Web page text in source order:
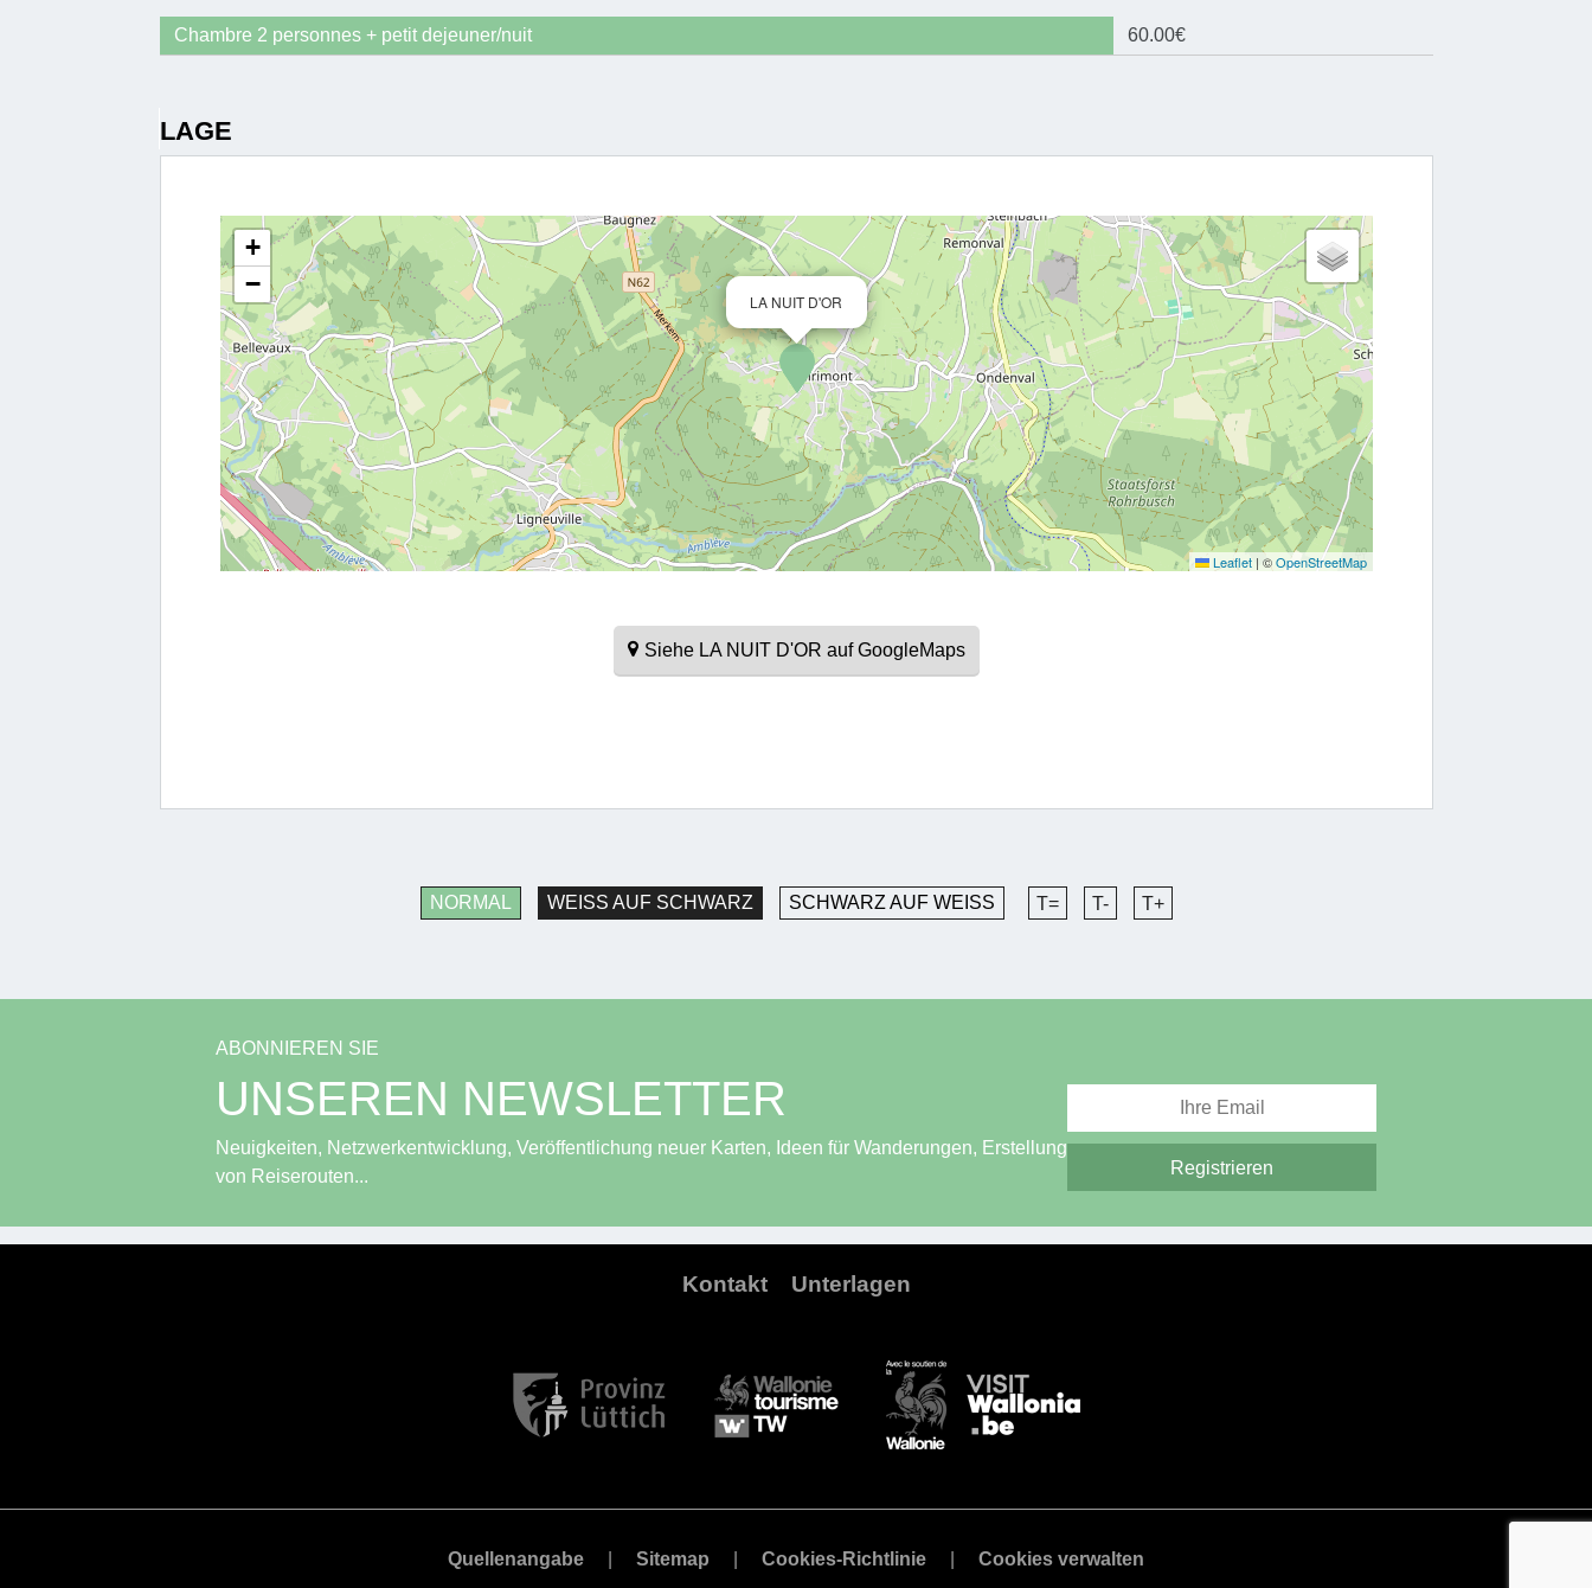
Chambre 2 personnes + petit dejeuner/nuit 60.00€
LAGE
LA NUIT D'OR
+
−
Leaflet | ©OpenStreetMap
Siehe LA NUIT D'OR auf GoogleMaps
NORMAL WEISS AUF SCHWARZ SCHWARZ AUF WEISS T= T- T+
ABONNIEREN SIE
UNSEREN NEWSLETTER
Neuigkeiten, Netzwerkentwicklung, Veröffentlichung neuer Karten, Ideen für Wanderungen, Erstellung
von Reiserouten...
Kontakt Unterlagen
Quellenangabe Sitemap Cookies-Richtlinie Cookies verwalten